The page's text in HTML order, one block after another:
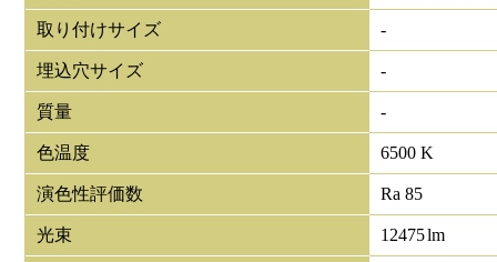
取り付けサイズ -
埋込穴サイズ -
質量 -
色温度 6500 K
演色性評価数 Ra 85
光束 12475lm